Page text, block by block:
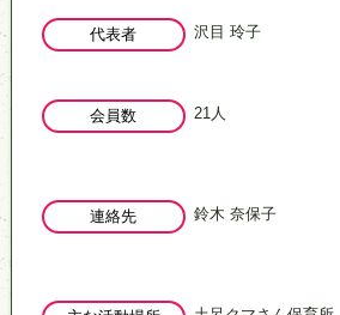
代表者 沢目 玲子
会員数 21人
連絡先 鈴木 奈保子